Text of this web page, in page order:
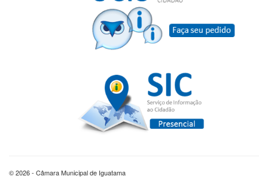
© 2026 - Câmara Municipal de Iguatama